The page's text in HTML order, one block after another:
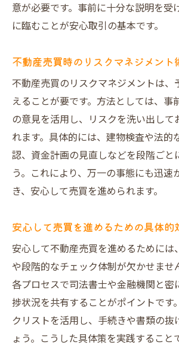
意が必要です。事前に十分な説明を受
に臨むことが安心取引の基本です。
不動産売買時のリスクマネジメント
不動産売買のリスクマネジメントは、
えることが要です。方法としては、事
の意見を活用し、リスクを洗い出して
れます。具体的には、建物検査や法的
認、資金計画の見直しなどを段階ごと
う。これにより、万一の事態にも迅速
き、安心して売買を進められます。
安心して売買を進めるための具体的
安心して不動産売買を進めるためには
や段階的なチェック体制が欠かせませ
各プロセスで司法書士や金融機関と密
捗状況を共有することがポイントです
クリストを活用し、手続きや書類の抜
ょう。こうした具体策を実践すること